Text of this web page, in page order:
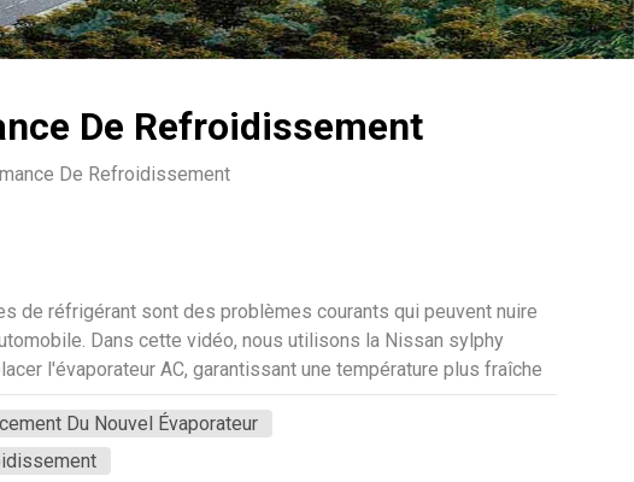
De Refroidissement
De Refroidissement
réfrigérant sont des problèmes courants qui peuvent nuire
Dans cette vidéo, nous utilisons la Nissan sylphy
l'évaporateur AC, garantissant une température plus fraîche
étape par étape pour améliorer les performances de
démontez les composants sous le tableau de bord et
l'ancien évaporateur. L'ensemble du processus nécessite une
Du Nouvel Évaporateur